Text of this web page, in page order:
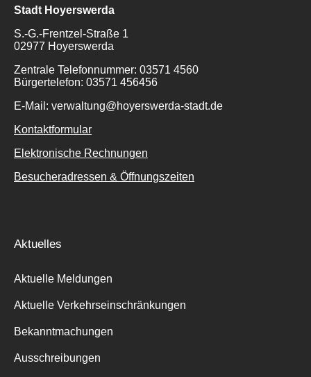
Stadt Hoyerswerda
S.-G.-Frentzel-Straße 1
02977 Hoyerswerda
Zentrale Telefonnummer: 03571 4560
Bürgertelefon: 03571 456456
E-Mail: verwaltung@hoyerswerda-stadt.de
Kontaktformular
Elektronische Rechnungen
Besucheradressen & Öffnungszeiten
Aktuelles
Aktuelle Meldungen
Aktuelle Verkehrseinschränkungen
Bekanntmachungen
Ausschreibungen